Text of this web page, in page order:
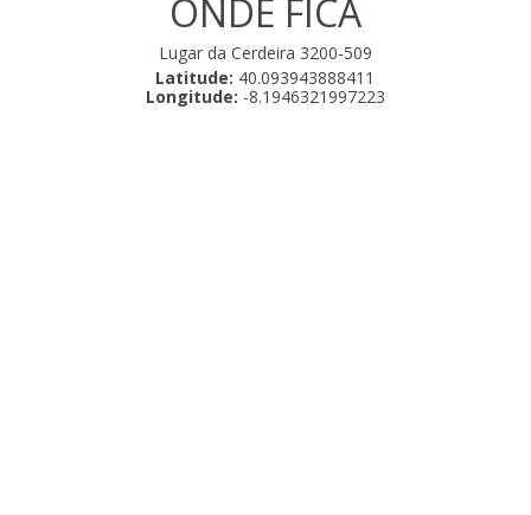
ONDE FICA
Lugar da Cerdeira 3200-509
Latitude: 40.093943888411
Longitude: -8.1946321997223